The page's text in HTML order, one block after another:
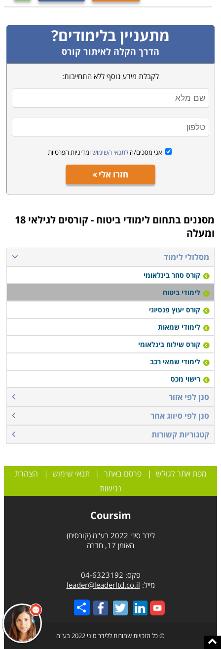
מתעניין בלימודים?
הדרך הקלה לאיתור קורס
לקבלת מידע נוסף ללא התחייבות:
אני מסכים/ה לתנאי השימוש ומדיניות הפרטיות
חזרו אלי
מסננים בתחום
לימודי ביטוח - קורסים לגילאי 18
ומעלה
מסלולי לימוד
קורס סחר בינלאומי
לימודי ביטוח
קורס יעוץ פנסיוני
לימודי שמאות
קורס שילוח בינלאומי
לימודי שמאי רכב
רישוי מכס
סנן לפי אזור
סנן לפי סיווג אחר
קטגוריות קשורות
מפת אתר לגולש |פרסם באתר | תנאי שימוש | הצהרת
נגישות
Coursim
לידר סיני 2022 בע"מ (קורסים)
האומן 17, חדרה
פקס: 04-6323192
מייל: leader@leaderltd.co.il
Share
© כל הזכויות שמורות ללידר סיני 2022 בע"מ